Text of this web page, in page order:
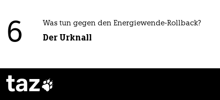
6 Was tun gegen den Energiewende-Rollback?
Der Urknall
taz